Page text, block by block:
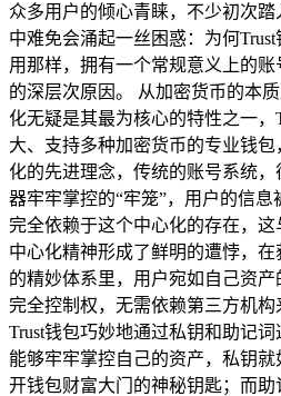
众多用户的倾心青睐，不少初次
中难免会涌起一丝困惑：为何
用那样，拥有一个常规意义上的
的深层次原因。 从加密货币的本
化无疑是其最为核心的特性之一，
大、支持多种加密货币的专业钱
化的先进理念，传统的账号系统
器牢牢掌控的“牢笼”，用户的信
完全依赖于这个中心化的存在，
中心化精神形成了鲜明的遭悖，
的精妙体系里，用户宛如自己资产
完全控制权，无需依赖第三方机构
Trust钱包巧妙地通过私钥和助记
能够牢牢掌控自己的资产，私钥
开钱包财富大门的神秘钥匙；而助